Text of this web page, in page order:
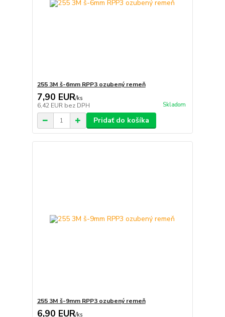
255 3M š-6mm RPP3 ozubený remeň
7,90 EUR/ks
6,42 EUR bez DPH Skladom
Pridať do košíka
255 3M š-9mm RPP3 ozubený remeň
6,90 EUR/ks